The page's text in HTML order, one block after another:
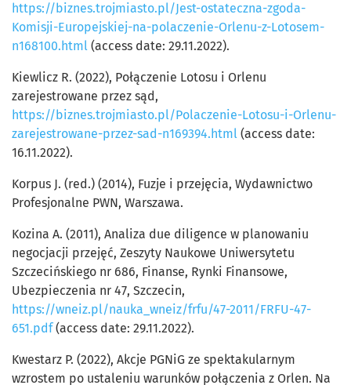
https://biznes.trojmiasto.pl/Jest-ostateczna-zgoda-
Komisji-Europejskiej-na-polaczenie-Orlenu-z-Lotosem-
n168100.html (access date: 29.11.2022).
Kiewlicz R. (2022), Połączenie Lotosu i Orlenu
zarejestrowane przez sąd,
https://biznes.trojmiasto.pl/Polaczenie-Lotosu-i-Orlenu-
zarejestrowane-przez-sad-n169394.html (access date:
16.11.2022).
Korpus J. (red.) (2014), Fuzje i przejęcia, Wydawnictwo
Profesjonalne PWN, Warszawa.
Kozina A. (2011), Analiza due diligence w planowaniu
negocjacji przejęć, Zeszyty Naukowe Uniwersytetu
Szczecińskiego nr 686, Finanse, Rynki Finansowe,
Ubezpieczenia nr 47, Szczecin,
https://wneiz.pl/nauka_wneiz/frfu/47-2011/FRFU-47-
651.pdf(access date: 29.11.2022).
Kwestarz P. (2022), Akcje PGNiG ze spektakularnym
wzrostem po ustaleniu warunków połączenia z Orlen. Na